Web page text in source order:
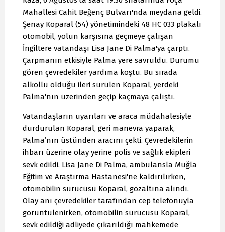
Mahallesi Cahit Beğenç Bulvarı'nda meydana geldi.
Şenay Koparal (54) yönetimindeki 48 HC 033 plakalı
otomobil, yolun karşısına geçmeye çalışan
İngiltere vatandaşı Lisa Jane Di Palma'ya çarptı.
Çarpmanın etkisiyle Palma yere savruldu. Durumu
gören çevredekiler yardıma koştu. Bu sırada
alkollü olduğu ileri sürülen Koparal, yerdeki
Palma'nın üzerinden geçip kaçmaya çalıştı.
Vatandaşların uyarıları ve araca müdahalesiyle
durdurulan Koparal, geri manevra yaparak,
Palma’nın üstünden aracını çekti. Çevredekilerin
ihbarı üzerine olay yerine polis ve sağlık ekipleri
sevk edildi. Lisa Jane Di Palma, ambulansla Muğla
Eğitim ve Araştırma Hastanesi'ne kaldırılırken,
otomobilin sürücüsü Koparal, gözaltına alındı.
Olay anı çevredekiler tarafından cep telefonuyla
görüntülenirken, otomobilin sürücüsü Koparal,
sevk edildiği adliyede çıkarıldığı mahkemede